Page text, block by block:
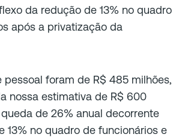
da redução de 13% no quadro
após a privatização da
pessoal foram de R$ 485 milhões,
nossa estimativa de R$ 600
de 26% anual decorrente
13% no quadro de funcionários e